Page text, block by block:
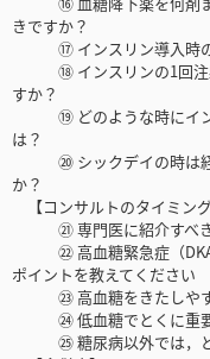
きですか？
⑰ インスリン導入時の
⑱ インスリンの1回注射
すか？
⑲ どのような時にイン
は？
⑳ シックデイの時は経
か？
【コンサルトのタイミング
㉑ 専門医に紹介すべき
㉒ 高血糖緊急症（DKA
ポイントを教えてください
㉓ 高血糖をきたしやす
㉔ 低血糖でとくに重要
㉕ 糖尿病以外では，ど